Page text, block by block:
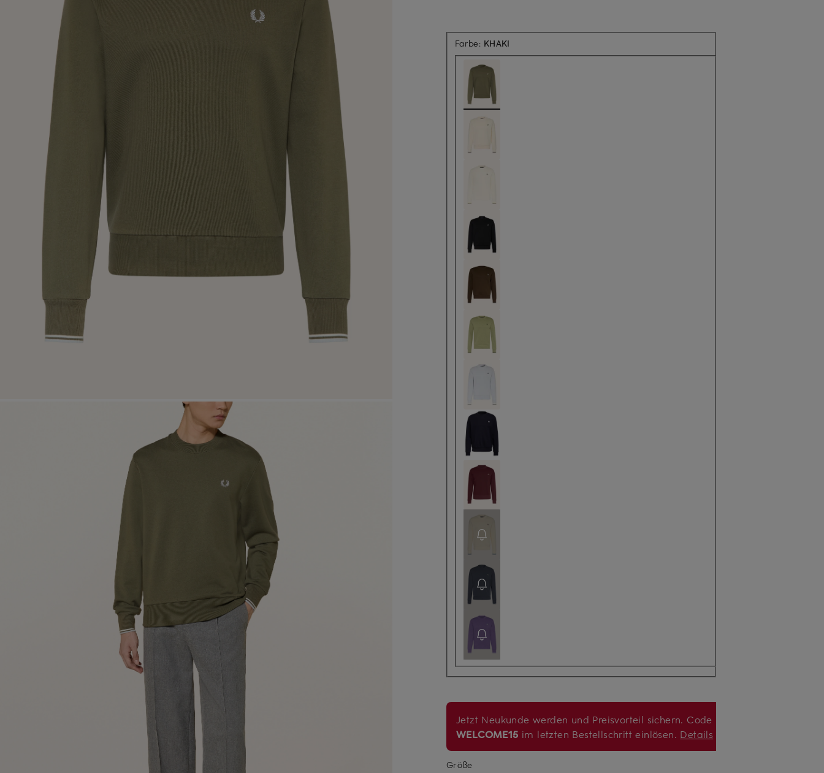
Farbe: KHAKI
Jetzt Neukunde werden und Preisvorteil sichern. Code
WELCOME15 im letzten Bestellschritt einlösen. Details
Größe